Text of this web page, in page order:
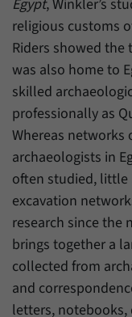
Egypt, Winkler’s
religious customs
Riders showed
was also home to
skilled
professionally as
Whereas networks
archaeologists in
often studied, little
excavation
research since the
brings together a
collected from
and
letters,